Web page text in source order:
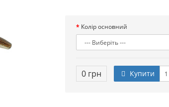
Колір основний
0 грн Купити